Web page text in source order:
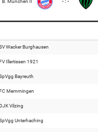
B. München II - : -
Wacker Burghausen
Illertissen 1921
Bayreuth
Memmingen
Vilzing
Unterhaching